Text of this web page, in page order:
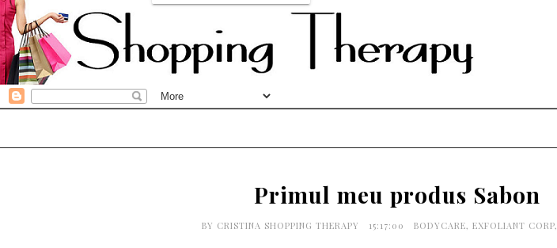
Primul meu produs Sabon
BY CRISTINA SHOPPING THERAPY 15:17:00 BODYCARE, EXFOLIANT CORP,